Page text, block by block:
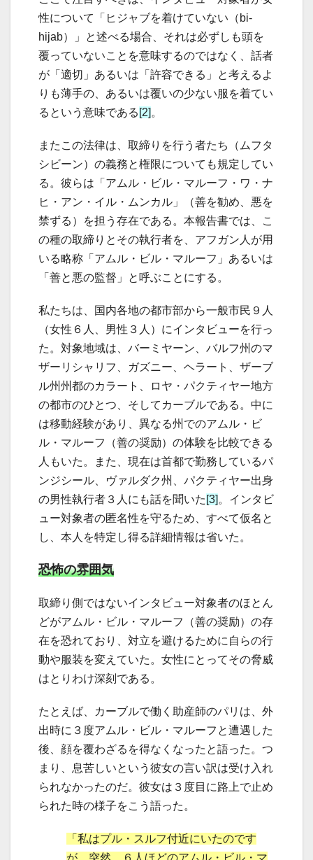
性について「ヒジャブを着けていない（bi-
hijab）」と述べる場合、それは必ずしも頭を
覆っていないことを意味するのではなく、話者
が「適切」あるいは「許容できる」と考えるよ
りも薄手の、あるいは覆いの少ない服を着てい
るという意味である [2] 。
またこの法律は、取締りを行う者たち（ムフタ
シビーン）の義務と権限についても規定してい
る。彼らは「アムル・ビル・マルーフ・ワ・ナ
ヒ・アン・イル・ムンカル」（善を勧め、悪を
禁ずる）を担う存在である。本報告書では、こ
の種の取締りとその執行者を、アフガン人が用
いる略称「アムル・ビル・マルーフ」あるいは
「善と悪の監督」と呼ぶことにする。
私たちは、国内各地の都市部から一般市民９人
（女性６人、男性３人）にインタビューを行っ
た。対象地域は、バーミヤーン、バルフ州のマ
ザーリシャリフ、ガズニー、ヘラート、ザーブ
ル州州都のカラート、ロヤ・パクティヤー地方
の都市のひとつ、そしてカーブルである。中に
は移動経験があり、異なる州でのアムル・ビ
ル・マルーフ（善の奨励）の体験を比較できる
人もいた。また、現在は首都で勤務しているパ
ンジシール、ヴァルダク州、パクティヤー出身
の男性執行者３人にも話を聞いた [3] 。インタビ
ュー対象者の匿名性を守るため、すべて仮名と
し、本人を特定し得る詳細情報は省いた。
恐怖の雰囲気
取締り側ではないインタビュー対象者のほとん
どがアムル・ビル・マルーフ（善の奨励）の存
在を恐れており、対立を避けるために自らの行
動や服装を変えていた。女性にとってその脅威
はとりわけ深刻である。
たとえば、カーブルで働く助産師のパリは、外
出時に３度アムル・ビル・マルーフと遭遇した
後、顔を覆わざるを得なくなったと語った。つ
まり、息苦しいという彼女の言い訳は受け入れ
られなかったのだ。彼女は３度目に路上で止め
られた時の様子をこう語った。
「私はプル・スルフ付近にいたのです